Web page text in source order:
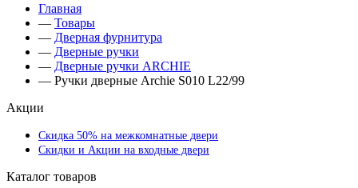
Главная
— Товары
— Дверная фурнитура
— Дверные ручки
— Дверные ручки ARCHIE
— Ручки дверные Archie S010 L22/99
Акции
Скидка 50% на межкомнатные двери
Скидки и Акции на входные двери
Каталог товаров